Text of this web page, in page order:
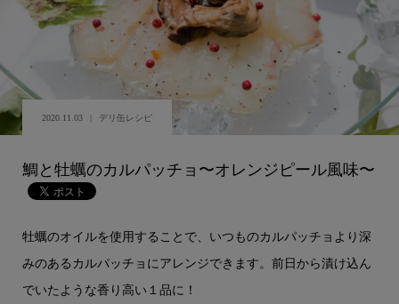
2020.11.03 デリ缶レシピ
鯛と牡蠣のカルパッチョ〜オレンジピール風味〜
牡蠣のオイルを使用することで、いつものカルパッチョより深
みのあるカルパッチョにアレンジできます。前日から漬け込ん
でいたような香り高い１品に！